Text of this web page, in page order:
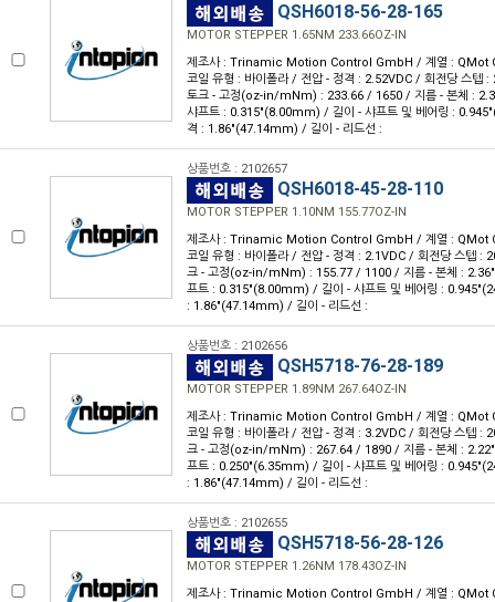
QSH6018-56-28-165
MOTOR STEPPER 1.65NM 233.66OZ-IN
제조사 : Trinamic Motion Control GmbH / 계열 : QMot
코일 유형 : 바이폴라 / 전압 - 정격 : 2.52VDC / 회전당 스텝
토크 - 고정(oz-in/mNm) : 233.66 / 1650 / 지름 - 본체 :
샤프트 : 0.315"(8.00mm) / 길이 - 샤프트 및 베어링 :
격 : 1.86"(47.14mm) / 길이 - 리드선 :
상품번호 : 2102657
QSH6018-45-28-110
MOTOR STEPPER 1.10NM 155.77OZ-IN
제조사 : Trinamic Motion Control GmbH / 계열 : QMot
코일 유형 : 바이폴라 / 전압 - 정격 : 2.1VDC / 회전당 스텝 :
크 - 고정(oz-in/mNm) : 155.77 / 1100 / 지름 - 본체 :
프트 : 0.315"(8.00mm) / 길이 - 샤프트 및 베어링 :
: 1.86"(47.14mm) / 길이 - 리드선 :
상품번호 : 2102656
QSH5718-76-28-189
MOTOR STEPPER 1.89NM 267.64OZ-IN
제조사 : Trinamic Motion Control GmbH / 계열 : QMot
코일 유형 : 바이폴라 / 전압 - 정격 : 3.2VDC / 회전당 스텝 :
크 - 고정(oz-in/mNm) : 267.64 / 1890 / 지름 - 본체 :
프트 : 0.250"(6.35mm) / 길이 - 샤프트 및 베어링 :
: 1.86"(47.14mm) / 길이 - 리드선 :
상품번호 : 2102655
QSH5718-56-28-126
MOTOR STEPPER 1.26NM 178.43OZ-IN
제조사 : Trinamic Motion Control GmbH / 계열 : QMot